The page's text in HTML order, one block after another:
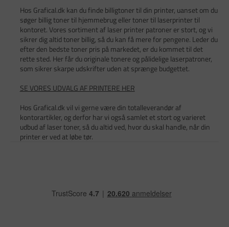
Hos Grafical.dk kan du finde billigtoner til din printer, uanset om du
søger billig toner til hjemmebrug eller toner til laserprinter til
kontoret. Vores sortiment af laser printer patroner er stort, og vi
sikrer dig altid toner billig, så du kan få mere for pengene. Leder du
efter den bedste toner pris på markedet, er du kommet til det
rette sted. Her får du originale tonere og pålidelige laserpatroner,
som sikrer skarpe udskrifter uden at sprænge budgettet.
SE VORES UDVALG AF PRINTERE HER
Hos Grafical.dk vil vi gerne være din totalleverandør af
kontorartikler, og derfor har vi også samlet et stort og varieret
udbud af laser toner, så du altid ved, hvor du skal handle, når din
printer er ved at løbe tør.